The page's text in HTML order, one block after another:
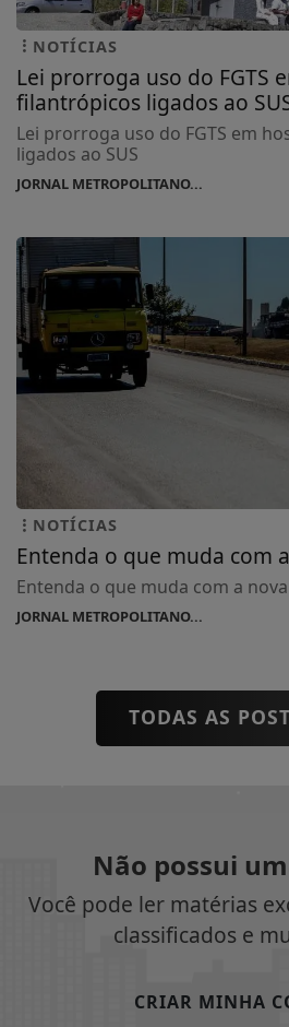
NOTÍCIAS
Lei prorroga uso do FGTS
filantrópicos ligados ao
Lei prorroga uso do FGTS em
ligados ao SUS
JORNAL METROPOLITANO...
NOTÍCIAS
Entenda o que muda com
Entenda o que muda com a
JORNAL METROPOLITANO...
TODAS AS
Não possui
Você pode ler matérias
classificados e
CRIAR MINHA